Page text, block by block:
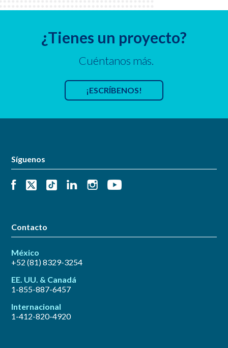
¿Tienes un proyecto?
Cuéntanos más.
¡ESCRÍBENOS!
Síguenos
Contacto
México
+52 (81) 8329-3254
EE. UU. & Canadá
1-855-887-6457
Internacional
1-412-820-4920